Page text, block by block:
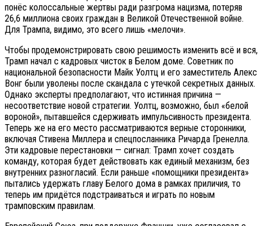
понёс колоссальные жертвы ради разгрома нацизма, потеряв
26,6 миллиона своих граждан в Великой Отечественной войне.
Для Трампа, видимо, это всего лишь «мелочи».
Чтобы продемонстрировать свою решимость изменить всё и вся,
Трамп начал с кадровых чисток в Белом доме. Советник по
национальной безопасности Майк Уолтц и его заместитель Алекс
Вонг были уволены после скандала с утечкой секретных данных.
Однако эксперты предполагают, что истинная причина —
несоответствие новой стратегии. Уолтц, возможно, был «белой
вороной», пытавшейся сдерживать импульсивность президента.
Теперь же на его место рассматриваются верные сторонники,
включая Стивена Миллера и спецпосланника Ричарда Гренелла.
Эти кадровые перестановки — сигнал: Трамп хочет создать
команду, которая будет действовать как единый механизм, без
внутренних разногласий. Если раньше «помощники президента»
пытались удержать главу Белого дома в рамках приличия, то
теперь им придётся подстраиваться и играть по новым
трамповским правилам.